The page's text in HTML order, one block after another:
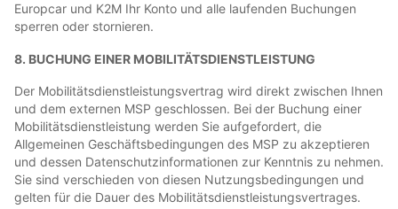
Europcar und K2M Ihr Konto und alle laufenden Buchungen
sperren oder stornieren.
8. BUCHUNG EINER MOBILITÄTSDIENSTLEISTUNG
Der Mobilitätsdienstleistungsvertrag wird direkt zwischen Ihnen
und dem externen MSP geschlossen. Bei der Buchung einer
Mobilitätsdienstleistung werden Sie aufgefordert, die
Allgemeinen Geschäftsbedingungen des MSP zu akzeptieren
und dessen Datenschutzinformationen zur Kenntnis zu nehmen.
Sie sind verschieden von diesen Nutzungsbedingungen und
gelten für die Dauer des Mobilitätsdienstleistungsvertrages.